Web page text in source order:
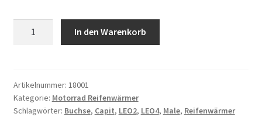
LEO2
und
LEO4
In den Warenkorb
Artikelnummer: 18001
Kategorie: Motorrad Reifenwärmer
Schlagwörter: Buchse, Capit, LEO2, LEO4, Male, Reifenwärmer